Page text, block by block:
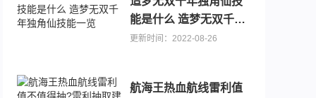
能是什么 造梦无双千年
独角仙技能一览
更新时间：2022-08-26
航海王热血航线雷利值